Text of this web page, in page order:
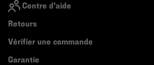
Centre d'aide
Retours
Vérifier une commande
Garantie